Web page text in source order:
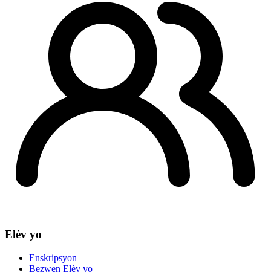
Elèv yo
Enskripsyon
Bezwen Elèv yo